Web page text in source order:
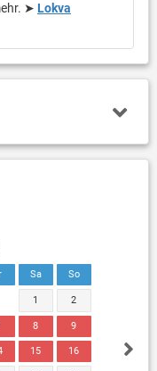
➤ Lokva
Sa So
1 2
8 9
15 16